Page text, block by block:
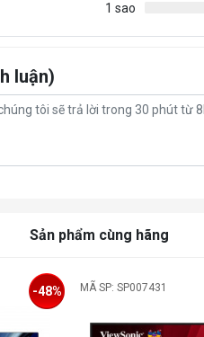
1 sao
luận)
Sản phẩm cùng hãng
-48% MÃ SP: SP007431